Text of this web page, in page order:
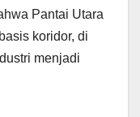
Pantai Utara
koridor, di
menjadi